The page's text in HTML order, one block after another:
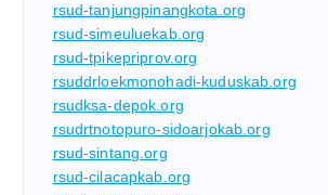
rsud-tanjungpinangkota.org
rsud-simeuluekab.org
rsud-tpikepriprov.org
rsuddrloekmonohadi-kuduskab.org
rsudksa-depok.org
rsudrtnotopuro-sidoarjokab.org
rsud-sintang.org
rsud-cilacapkab.org